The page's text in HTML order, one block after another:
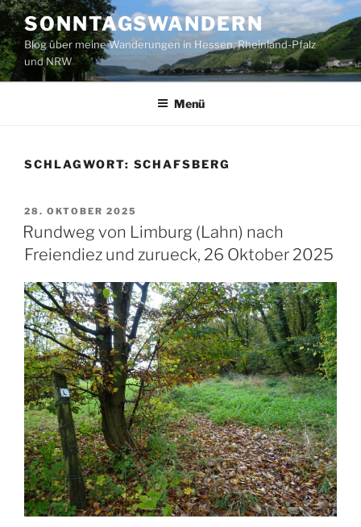
Zum
Inhalt
springen
SONNTAGSWANDERN
Blog über meine Wanderungen in Hessen, Rheinland-Pfalz
und NRW
Menü
SCHLAGWORT: SCHAFSBERG
VERÖFFENTLICHT
AM
28. OKTOBER 2025
Rundweg von Limburg (Lahn) nach
Freiendiez und zurueck, 26 Oktober 2025